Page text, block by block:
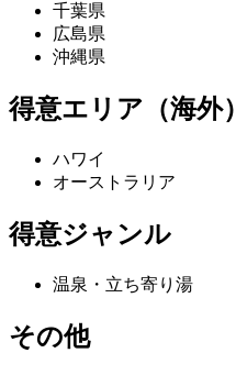
千葉県
広島県
沖縄県
得意エリア（海外）
ハワイ
オーストラリア
得意ジャンル
温泉・立ち寄り湯
その他